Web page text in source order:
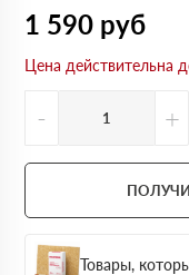
1 590 руб
Цена действительна
- +
Товары,